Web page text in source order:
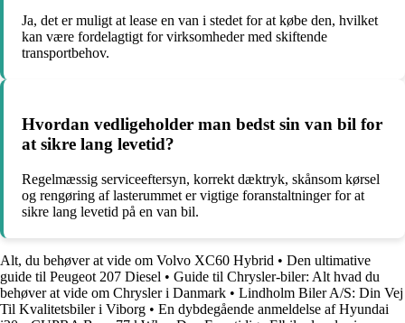
Ja, det er muligt at lease en van i stedet for at købe den, hvilket
kan være fordelagtigt for virksomheder med skiftende
transportbehov.
Hvordan vedligeholder man bedst sin van bil for
at sikre lang levetid?
Regelmæssig serviceeftersyn, korrekt dæktryk, skånsom kørsel
og rengøring af lasterummet er vigtige foranstaltninger for at
sikre lang levetid på en van bil.
Alt, du behøver at vide om Volvo XC60 Hybrid • Den ultimative
guide til Peugeot 207 Diesel • Guide til Chrysler-biler: Alt hvad du
behøver at vide om Chrysler i Danmark • Lindholm Biler A/S: Din Vej
Til Kvalitetsbiler i Viborg • En dybdegående anmeldelse af Hyundai